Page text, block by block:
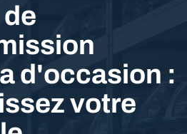
d'occasion :
votre